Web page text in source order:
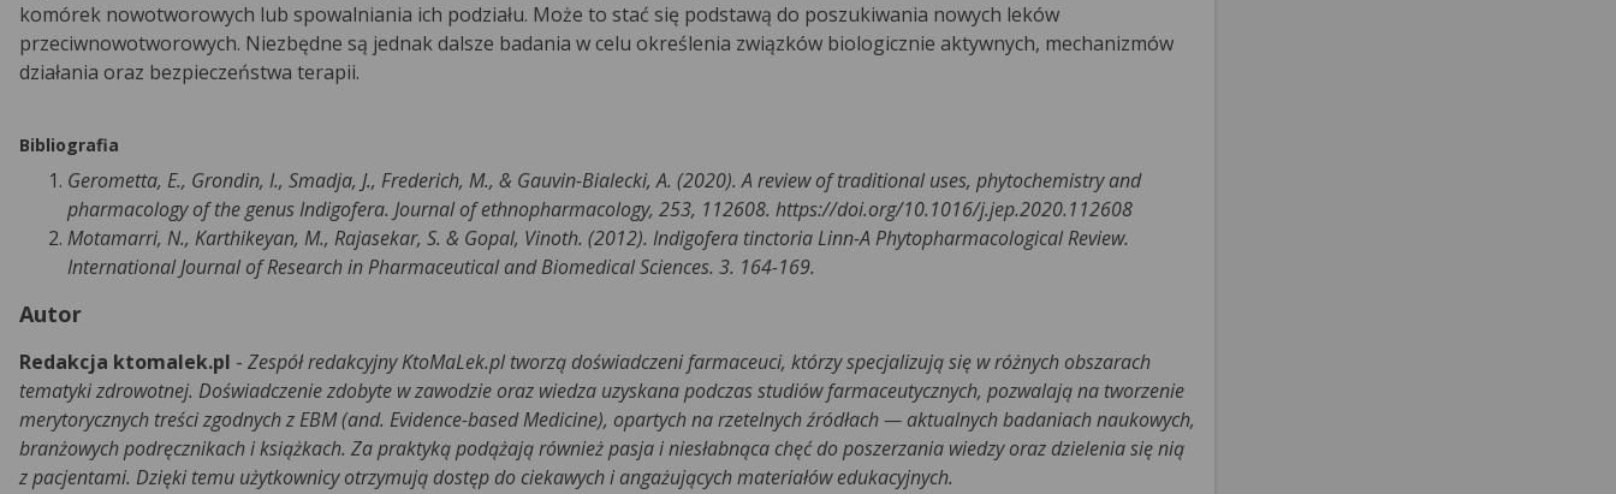
komórek nowotworowych lub spowalniania ich podziału. Może to stać się podstawą do poszukiwania nowych leków
przeciwnowotworowych. Niezbędne są jednak dalsze badania w celu określenia związków biologicznie aktywnych, mechanizmów
działania oraz bezpieczeństwa terapii.
Bibliografia
Gerometta, E., Grondin, I., Smadja, J., Frederich, M., & Gauvin-Bialecki, A. (2020). A review of traditional uses, phytochemistry and
pharmacology of the genus Indigofera. Journal of ethnopharmacology, 253, 112608. https://doi.org/10.1016/j.jep.2020.112608
Motamarri, N., Karthikeyan, M., Rajasekar, S. & Gopal, Vinoth. (2012). Indigofera tinctoria Linn-A Phytopharmacological Review.
International Journal of Research in Pharmaceutical and Biomedical Sciences. 3. 164-169.
Autor
Redakcja ktomalek.pl - Zespół redakcyjny KtoMaLek.pl tworzą doświadczeni farmaceuci, którzy specjalizują się w różnych obszarach
tematyki zdrowotnej. Doświadczenie zdobyte w zawodzie oraz wiedza uzyskana podczas studiów farmaceutycznych, pozwalają na tworzenie
merytorycznych treści zgodnych z EBM (and. Evidence-based Medicine), opartych na rzetelnych źródłach — aktualnych badaniach naukowych,
branżowych podręcznikach i książkach. Za praktyką podążają również pasja i niesłabnąca chęć do poszerzania wiedzy oraz dzielenia się nią
z pacjentami. Dzięki temu użytkownicy otrzymują dostęp do ciekawych i angażujących materiałów edukacyjnych.